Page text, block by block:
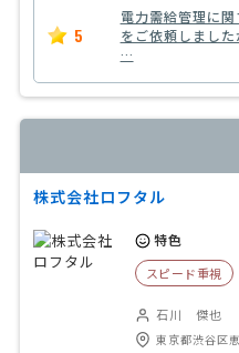
5
電力需給管理に
をご依頼しまし
…
株式会社ロフタル
特色
スピード重視
石川 傑也
東京都渋谷区